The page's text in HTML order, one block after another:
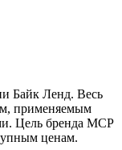
Байк Ленд. Весь
применяемым
Цель бренда MCP
ценам.